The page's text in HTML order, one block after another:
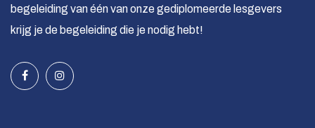
begeleiding van één van onze gediplomeerde lesgevers
krijg je de begeleiding die je nodig hebt!